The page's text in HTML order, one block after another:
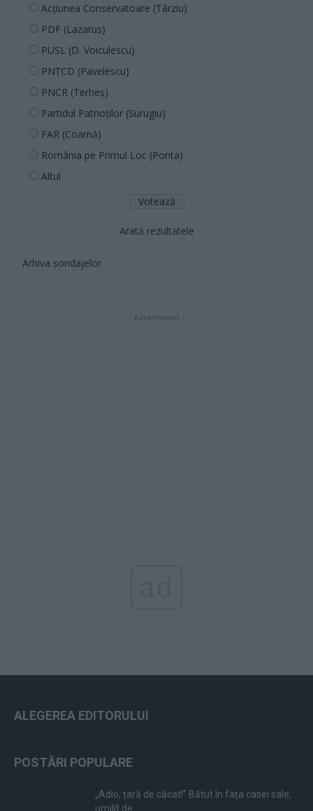
Acțiunea Conservatoare (Târziu)
PDF (Lazarus)
PUSL (D. Voiculescu)
PNȚCD (Pavelescu)
PNCR (Terheș)
Partidul Patrioților (Surugiu)
FAR (Coarnă)
România pe Primul Loc (Ponta)
Altul
Arată rezultatele
Arhiva sondajelor
- Advertisment -
ALEGEREA EDITORULUI
POSTĂRI POPULARE
„Adio, țară de căcat!” Bătut în fața casei sale,
umilit de...